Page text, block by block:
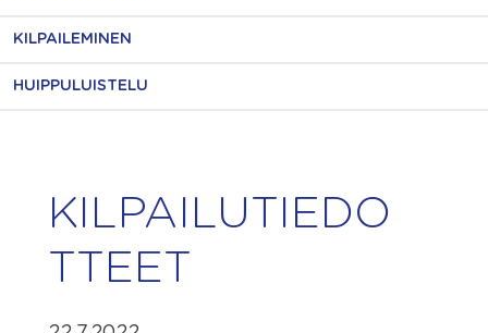
KILPAILEMINEN
HUIPPULUISTELU
KILPAILUTIEDO
TTEET